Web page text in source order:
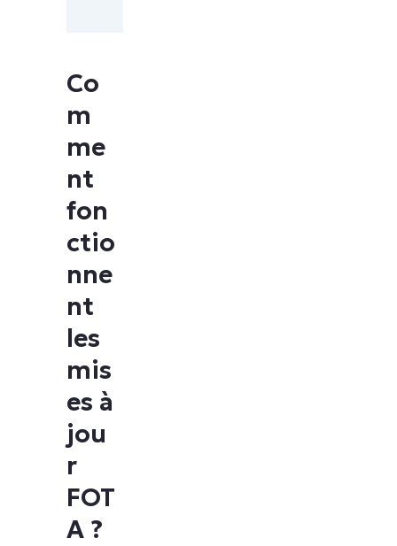
Co
m
me
nt
fon
ctio
nne
nt
les
mis
es à
jou
r
FOT
A ?